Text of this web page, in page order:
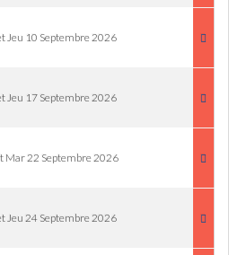
Jeu 10 Septembre 2026
Jeu 17 Septembre 2026
Mar 22 Septembre 2026
Jeu 24 Septembre 2026